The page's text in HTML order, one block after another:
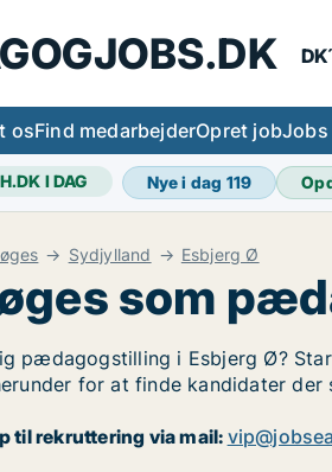
osFind medarbejderOpret jobJobs
I DAG Nye i dag 119
Sydjylland Esbjerg Ø
som
pædagogstilling i Esbjerg Ø?
for at finde kandidater
til rekruttering via mail: